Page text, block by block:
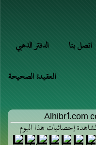
الدفتر الذهبي اتصل بنا
العقيدة الصحيحة
Alhibr1.com
إحصائيات هذا اليوم